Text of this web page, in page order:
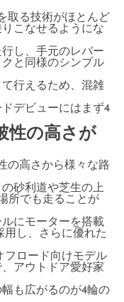
取る技術がほとんど
こなせるようにな
し、手元のレバー
と同様のシンプル
行えるため、混雑
デビューにはまず4
性の高さが
の高さから様々な路
砂利道や芝生の上
所でも走ることが
にモーターを搭載
用し、さらに優れた
フロード向けモデル
アウトドア愛好家
も広がるのが4輪の